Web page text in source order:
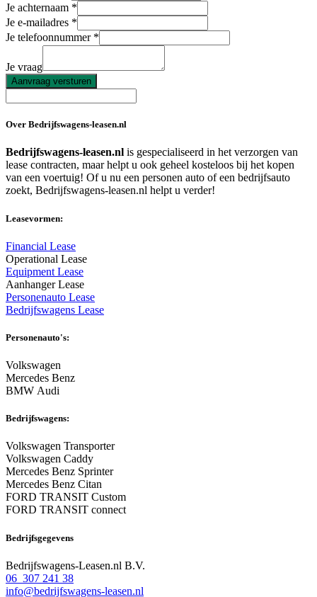
Je achternaam
Je e-mailadres
Je telefoonnummer
Je vraag
Aanvraag versturen
Over Bedrijfswagens-leasen.nl
Bedrijfswagens-leasen.nl is gespecialiseerd in het verzorgen van
lease contracten, maar helpt u ook geheel kosteloos bij het kopen
van een voertuig! Of u nu een personen auto of een bedrijfsauto
zoekt, Bedrijfswagens-leasen.nl helpt u verder!
Leasevormen:
Financial Lease
Operational Lease
Equipment Lease
Aanhanger Lease
Personenauto Lease
Bedrijfswagens Lease
Personenauto's:
Volkswagen
Mercedes Benz
BMW Audi
Bedrijfswagens:
Volkswagen Transporter
Volkswagen Caddy
Mercedes Benz Sprinter
Mercedes Benz Citan
FORD TRANSIT Custom
FORD TRANSIT connect
Bedrijfsgegevens
Bedrijfswagens-Leasen.nl B.V.
06 307 241 38
info@bedrijfswagens-leasen.nl